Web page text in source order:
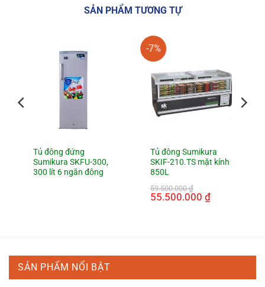
SẢN PHẨM TƯƠNG TỰ
Tủ đông đứng
Sumikura SKFU-300,
300 lít 6 ngăn đông
-7%
Tủ đông Sumikura
SKIF-210.TS mặt kính
850L
59.500.000₫
Giá
gốc
55.500.000 ₫Giá
hiện
SẢN PHẨM NỔI BẬT